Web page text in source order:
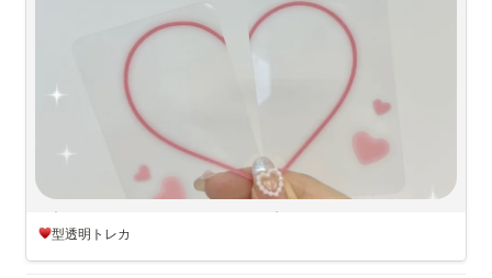
目次
1. 赤
2. 青
4. 黒
⟡.·*.····························································⟡.·*.
縦 : 約45〜55mm横 : 約35〜45mm
⟡.·*.····························································⟡.·*.
オタ友にプレゼントできる透明トレカの原画を配布！
型透明トレカ